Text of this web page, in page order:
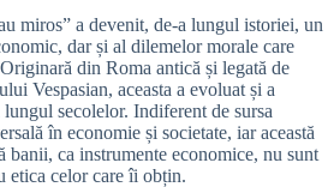
miros” a devenit, de-a lungul istoriei, un
dar și al dilemelor morale care
din Roma antică și legată de
Vespasian, aceasta a evoluat și a
secolelor. Indiferent de sursa
în economie și societate, iar această
banii, ca instrumente economice, nu sunt
etica celor care îi obțin.